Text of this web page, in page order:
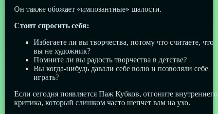
Он также обожает «импозантные» шалости.
Стоит спросить себя:
Избегаете ли вы творчества, потому что считаете, что
вы не художник?
Помните ли вы радость творчества в детстве?
Вы когда-нибудь давали себе волю и позволяли себе
играть?
Если сегодня появляется Паж Кубков, отгоните внутреннего
критика, который слишком часто шепчет вам на ухо.